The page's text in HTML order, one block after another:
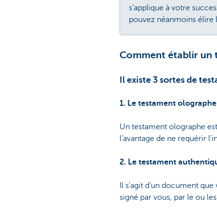
s'applique à votre
pouvez néanmoins élire
Comment établir un
Il existe 3 sortes de
1. Le testament
Un testament olographe
l'avantage de ne requérir
2. Le testament
Il s'agit d'un document
signé par vous, par le ou